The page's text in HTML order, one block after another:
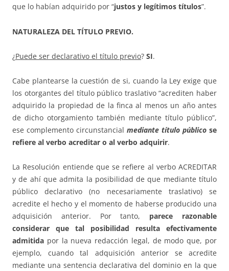
que lo habían adquirido por “justos y legítimos títulos”.
NATURALEZA DEL TÍTULO PREVIO.
¿Puede ser declarativo el título previo? SI.
Cabe plantearse la cuestión de si, cuando la Ley exige que
los otorgantes del título público traslativo “acrediten haber
adquirido la propiedad de la finca al menos un año antes
de dicho otorgamiento también mediante título público”,
ese complemento circunstancial mediante título público se
refiere al verbo acreditar o al verbo adquirir.
La Resolución entiende que se refiere al verbo ACREDITAR
y de ahí que admita la posibilidad de que mediante título
público declarativo (no necesariamente traslativo) se
acredite el hecho y el momento de haberse producido una
adquisición anterior. Por tanto, parece razonable
considerar que tal posibilidad resulta efectivamente
admitida por la nueva redacción legal, de modo que, por
ejemplo, cuando tal adquisición anterior se acredite
mediante una sentencia declarativa del dominio en la que